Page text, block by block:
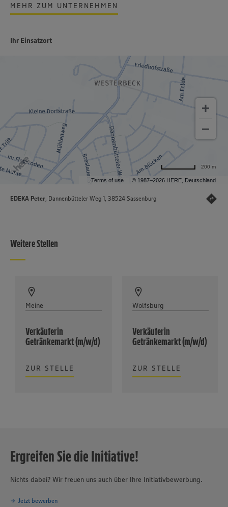
MEHR ZUM UNTERNEHMEN
Ihr Einsatzort
Terms of use © 1987–2026 HERE, Deutschland
200 m
EDEKA Peter, Dannenbütteler Weg 1, 38524 Sassenburg
Weitere Stellen
Meine
Verkäuferin
Getränkemarkt (m/w/d)
ZUR STELLE
Wolfsburg
Verkäuferin
Getränkemarkt (m/w/d)
ZUR STELLE
Ergreifen Sie die Initiative!
Nichts dabei? Wir freuen uns auch über Ihre Initiativbewerbung.
Jetzt bewerben